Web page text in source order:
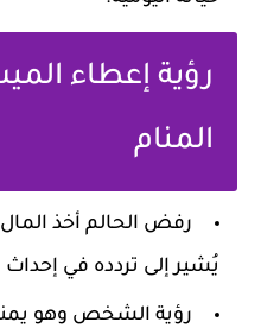
رؤية إعطاء
المنام
رفض الحالم أخذ
يُشير إلى تردده في
رؤية الشخص وهو